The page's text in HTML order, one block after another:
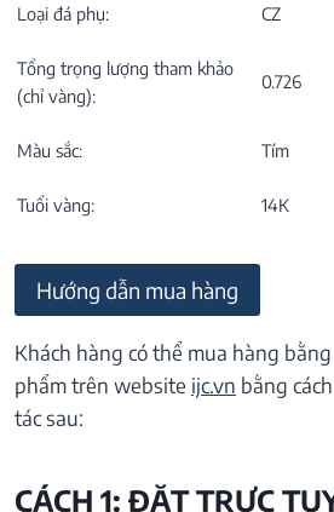
Loại đá phụ: CZ
Tổng trọng lượng tham khảo
(chỉ vàng):
0.726
Màu sắc: Tím
Tuổi vàng: 14K
Hướng dẫn mua hàng
Khách hàng có thể mua hàng bằng
phẩm trên website ijc.vn bằng
tác sau:
CÁCH 1: ĐẶT TRỰC